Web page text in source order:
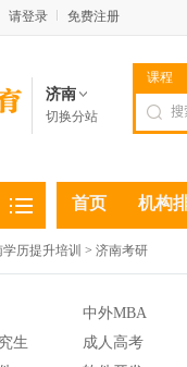
请登录 免费注册
济南
切换分站
课程
首页 机构
历提升培训 > 济南考研
中外MBA
生
成人高考